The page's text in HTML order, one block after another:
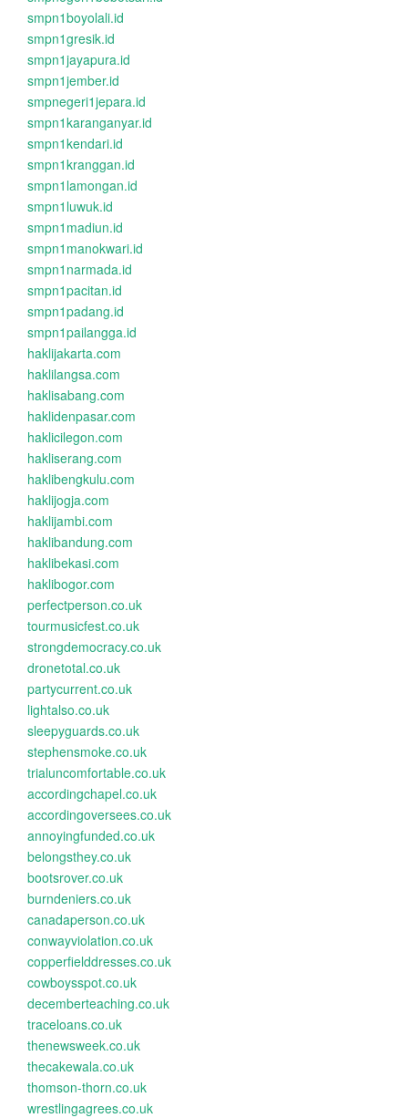
smpn1boyolali.id
smpn1gresik.id
smpn1jayapura.id
smpn1jember.id
smpnegeri1jepara.id
smpn1karanganyar.id
smpn1kendari.id
smpn1kranggan.id
smpn1lamongan.id
smpn1luwuk.id
smpn1madiun.id
smpn1manokwari.id
smpn1narmada.id
smpn1pacitan.id
smpn1padang.id
smpn1pailangga.id
haklijakarta.com
haklilangsa.com
haklisabang.com
haklidenpasar.com
haklicilegon.com
hakliserang.com
haklibengkulu.com
haklijogja.com
haklijambi.com
haklibandung.com
haklibekasi.com
haklibogor.com
perfectperson.co.uk
tourmusicfest.co.uk
strongdemocracy.co.uk
dronetotal.co.uk
partycurrent.co.uk
lightalso.co.uk
sleepyguards.co.uk
stephensmoke.co.uk
trialuncomfortable.co.uk
accordingchapel.co.uk
accordingoversees.co.uk
annoyingfunded.co.uk
belongsthey.co.uk
bootsrover.co.uk
burndeniers.co.uk
canadaperson.co.uk
conwayviolation.co.uk
copperfielddresses.co.uk
cowboysspot.co.uk
decemberteaching.co.uk
traceloans.co.uk
thenewsweek.co.uk
thecakewala.co.uk
thomson-thorn.co.uk
wrestlingagrees.co.uk